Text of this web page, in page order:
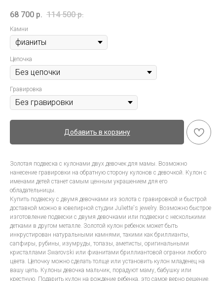
68 700 р. 114 500 р.
Камни
Цепочка
Гравировка
Добавить в корзину
Золотая подвеска с кулонами двух девочек для мамы. Возможно
нанесение гравировки на обратную сторону кулонов с девочкой. Кулон с
именами детей станет самым ценным украшением для его
обладательницы.
Купить подвеску с двумя девочками из золота с гравировкой и быстрой
доставкой можно в ювелирной студии Juliette's jewelry. Возможно быстрое
изготовление подвески с двумя девочками или подвески с несколькими
детками в другом металле. Золотой кулон ребенок может быть
инкрустирован натуральными камнями, такими как бриллианты,
сапфиры, рубины, изумруды, топазы, аметисты, оригинальными
кристаллами Swarovski или фианитами бриллиантовой огранки любого
цвета. Цепочку можно сделать толще или установить кулон младенец на
вашу цепь. Кулоны девочка мальчик, порадуют маму, бабушку или
крестную. Подарить кулон на рождение ребенка, это самое верно решение.